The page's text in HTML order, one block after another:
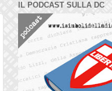
IL PODCAST SULLA DC